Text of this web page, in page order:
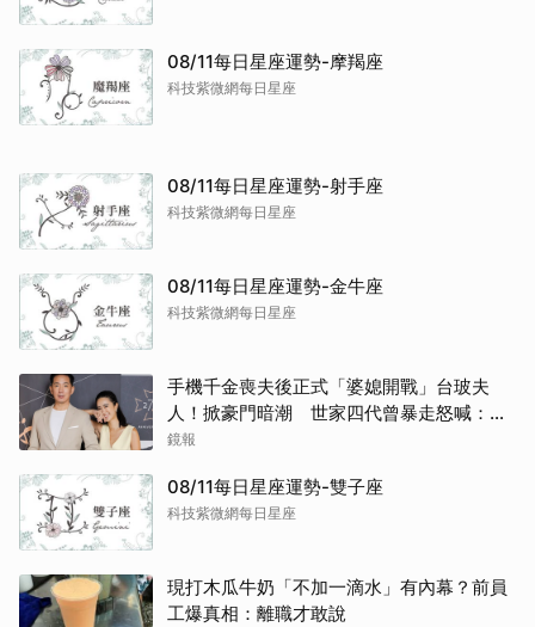
08/11每日星座運勢-摩羯座
科技紫微網每日星座
08/11每日星座運勢-射手座
科技紫微網每日星座
08/11每日星座運勢-金牛座
科技紫微網每日星座
手機千金喪夫後正式「婆媳開戰」台玻夫
人！掀豪門暗潮 世家四代曾暴走怒喊：我
只是一個年輕人
鏡報
08/11每日星座運勢-雙子座
科技紫微網每日星座
現打木瓜牛奶「不加一滴水」有內幕？前員
工爆真相：離職才敢說